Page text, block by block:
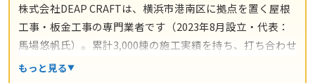
株式会社DEAP CRAFTは、横浜市港南区に拠点を置く屋根
工事・板金工事の専門業者です（2023年8月設立・代表：
馬場悠帆氏）。累計3,000棟の施工実績を持ち、打ち合わせ
からアフターサポートまで自社スタッフが一貫対応。仲介
もっと見る